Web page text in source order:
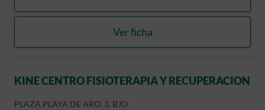
llamar BLANCO LLORCA,
Ver ficha
BLANCO LLORCA, JOSE
KINE CENTRO FISIOTERAPIA Y RECUPERACION
PLAZA PLAYA DE ARO, 3, BJO